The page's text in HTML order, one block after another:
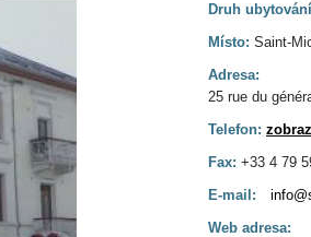
Druh
Místo: Saint-
Adresa:
25 rue du
Telefon:
Fax: +33 4 79
E-mail:
Web adresa: